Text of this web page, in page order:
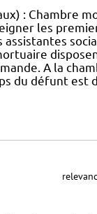
: Chambre
les
A la
du défunt est